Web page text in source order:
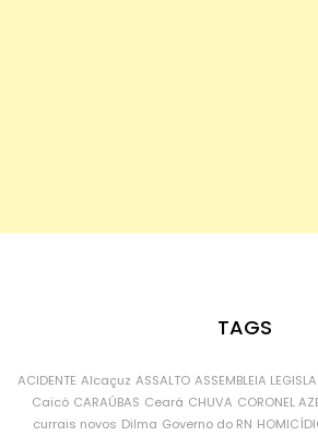
TAGS
ACIDENTE Alcaçuz ASSALTO ASSEMBLEIA
Caicó CARAÚBAS Ceará CHUVA CORONEL
currais novos Dilma Governo do RN